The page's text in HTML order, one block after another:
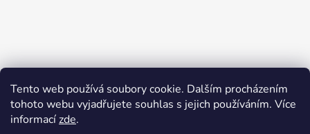
Tento web používá soubory cookie. Dalším procházením
tohoto webu vyjadřujete souhlas s jejich používáním. Více
informacízde.